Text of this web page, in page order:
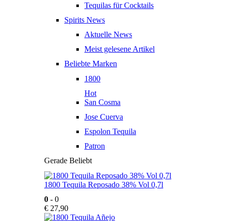
Tequilas für Cocktails
Spirits News
Aktuelle News
Meist gelesene Artikel
Beliebte Marken
1800
Hot
San Cosma
Jose Cuerva
Espolon Tequila
Patron
Gerade Beliebt
1800 Tequila Reposado 38% Vol 0,7l
0 - 0
€ 27,90